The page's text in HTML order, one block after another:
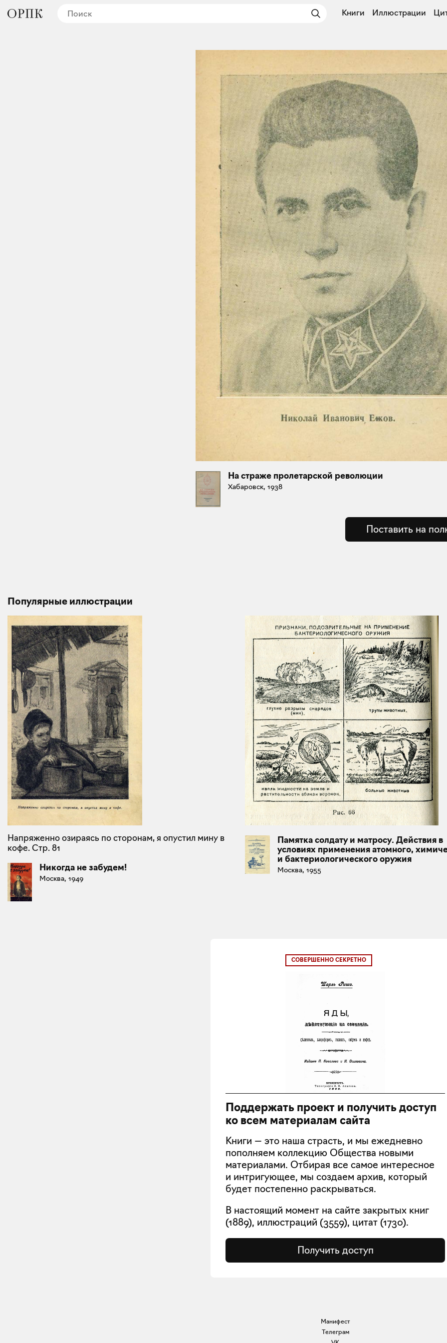
Книги Иллюстрации
На страже пролетарской революции
Хабаровск, 1938
Поставить на
Популярные иллюстрации
Напряженно озираясь по сторонам, я опустил мину в
кофе. Стр. 81
Никогда не забудем!
Москва, 1949
Памятка солдату и матросу. Действия в
условиях применения атомного,
и бактериологического оружия
Москва, 1955
СОВЕРШЕННО СЕКРЕТНО
Поддержать проект и получить доступ
ко всем материалам сайта
Книги — это наша страсть, и мы ежедневно
пополняем коллекцию Общества новыми
материалами. Отбирая все самое интересное
и интригующее, мы создаем архив, который
будет постепенно раскрываться.
В настоящий момент на сайте закрытых книг
(1889), иллюстраций (3559), цитат (1730).
Получить доступ
Манифест
Телеграм